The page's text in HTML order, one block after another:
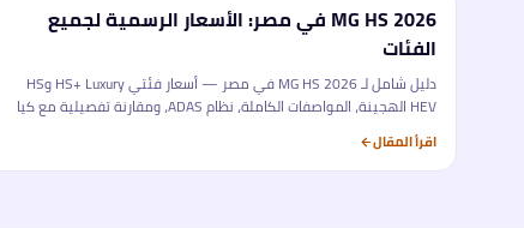
تحليل
MG HS 2026 في مصر: الأسعار الرسمية لجميع
الفئات
دليل شامل لـ MG HS 2026 في مصر — أسعار فئتي HS+ Luxury وHS
HEV الهجينة، المواصفات الكاملة، نظام ADAS، ومقارنة تفصيلية مع كيا
سبورتاج وهيونداي توسان. كل ما تحتاجه قبل الشراء.
اقرأ المقال